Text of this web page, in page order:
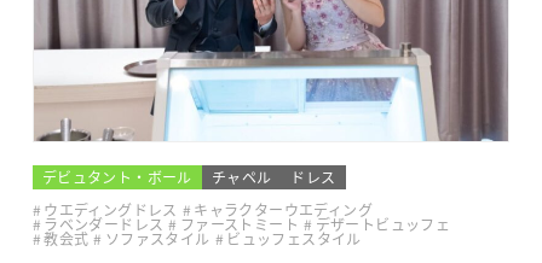
デビュタント・ボール チャペル
ドレス
ウエディングドレス
キャラクターウエディング
ラベンダードレス ファーストミート デザートビュッフェ
教会式 ソファスタイル
ビュッフェスタイル